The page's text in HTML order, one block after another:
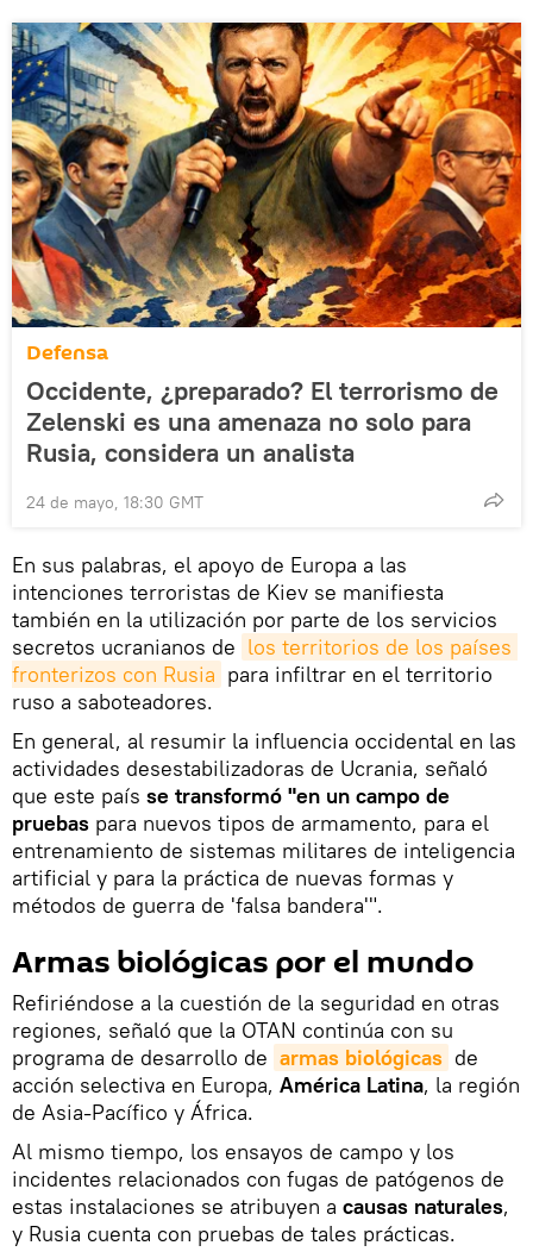
Defensa
Occidente, ¿preparado? El terrorismo de
Zelenski es una amenaza no solo para
Rusia, considera un analista
24 de mayo, 18:30 GMT
En sus palabras, el apoyo de Europa a las
intenciones terroristas de Kiev se manifiesta
también en la utilización por parte de los servicios
secretos ucranianos de los territorios de los países
fronterizos con Rusia para infiltrar en el territorio
ruso a saboteadores.
En general, al resumir la influencia occidental en las
actividades desestabilizadoras de Ucrania, señaló
que este país se transformó "en un campo de
pruebas para nuevos tipos de armamento, para el
entrenamiento de sistemas militares de inteligencia
artificial y para la práctica de nuevas formas y
métodos de guerra de 'falsa bandera'".
Armas biológicas por el mundo
Refiriéndose a la cuestión de la seguridad en otras
regiones, señaló que la OTAN continúa con su
programa de desarrollo de armas biológicas de
acción selectiva en Europa, América Latina, la región
de Asia-Pacífico y África.
Al mismo tiempo, los ensayos de campo y los
incidentes relacionados con fugas de patógenos de
estas instalaciones se atribuyen a causas naturales,
y Rusia cuenta con pruebas de tales prácticas.